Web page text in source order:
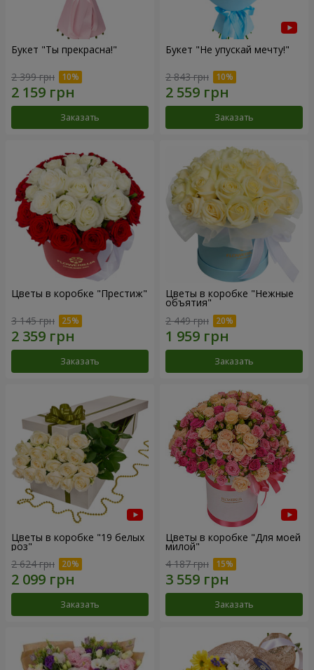
Букет "Ты прекрасна!"
2 399 грн
Заказать
Букет "Не упускай мечту!"
2 843 грн
Заказать
Цветы в коробке "Престиж"
3 145 грн
Заказать
Цветы в коробке "Нежные
объятия"
2 449 грн
Заказать
Цветы в коробке "19 белых
роз"
2 624 грн
Заказать
Цветы в коробке "Для моей
милой"
4 187 грн
Заказать